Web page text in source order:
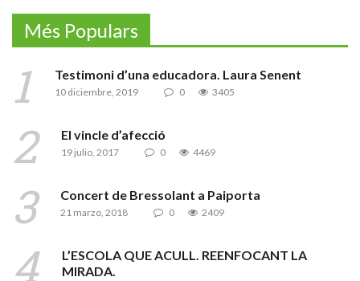
Més Populars
Testimoni d’una educadora. Laura Senent
10 diciembre, 2019 0 3405
El vincle d’afecció
19 julio, 2017 0 4469
Concert de Bressolant a Paiporta
21 marzo, 2018 0 2409
L’ESCOLA QUE ACULL. REENFOCANT LA
MIRADA.